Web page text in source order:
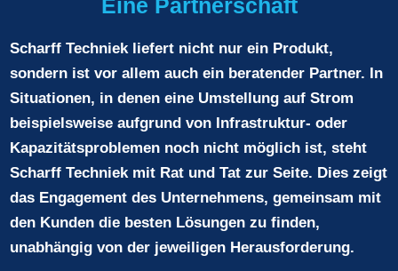
Eine Partnerschaft
Scharff Techniek liefert nicht nur ein Produkt,
sondern ist vor allem auch ein beratender Partner. In
Situationen, in denen eine Umstellung auf Strom
beispielsweise aufgrund von Infrastruktur- oder
Kapazitätsproblemen noch nicht möglich ist, steht
Scharff Techniek mit Rat und Tat zur Seite. Dies zeigt
das Engagement des Unternehmens, gemeinsam mit
den Kunden die besten Lösungen zu finden,
unabhängig von der jeweiligen Herausforderung.